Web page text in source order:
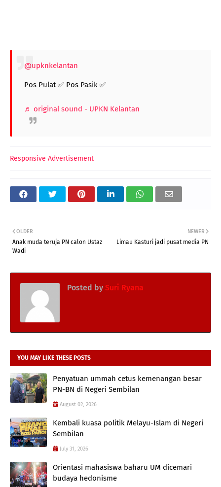
@upknkelantan
Pos Pulat ✅ Pos Pasik ✅
♬ original sound - UPKN Kelantan
Responsive Advertisement
NEWER
Limau Kasturi jadi pusat media PN
OLDER
Anak muda teruja PN calon Ustaz
Wadi
Posted by Suri Ryana
YOU MAY LIKE THESE POSTS
Penyatuan ummah cetus kemenangan besar
PN-BN di Negeri Sembilan
August 02, 2026
Kembali kuasa politik Melayu-Islam di Negeri
Sembilan
July 31, 2026
Orientasi mahasiswa baharu UM dicemari
budaya hedonisme